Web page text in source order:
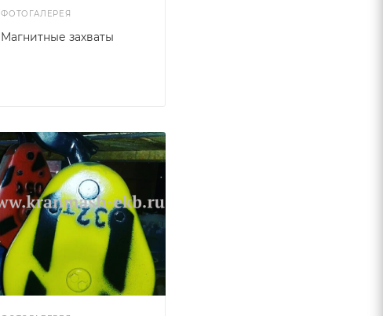
ФОТОГАЛЕРЕЯ
Магнитные захваты